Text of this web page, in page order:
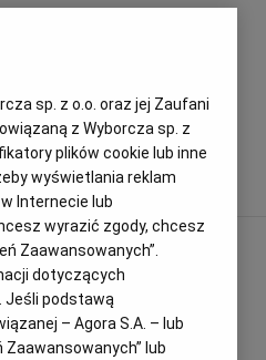
sp. z o.o. oraz jej Zaufani
z Wyborcza sp. z
plików cookie lub inne
wyświetlania reklam
Internecie lub
wyrazić zgody, chcesz
Zaawansowanych”.
dotyczących
Jeśli podstawą
– Agora S.A. – lub
lub